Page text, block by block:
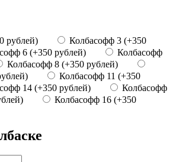
рублей)
Колбасофф 3 (+350
6 (+350 рублей)
Колбасофф
Колбасофф 8 (+350 рублей)
рублей)
Колбасофф 11 (+350
14 (+350 рублей)
Колбасофф
Колбасофф 16 (+350